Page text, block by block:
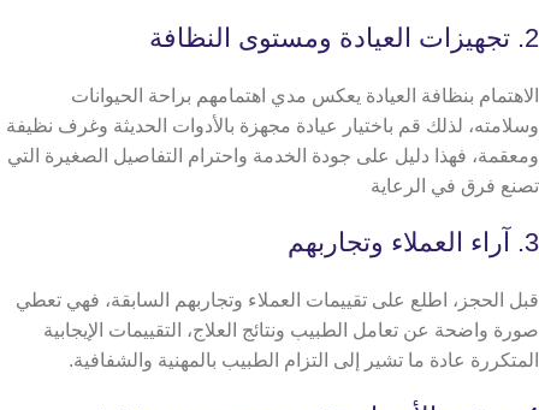
2. تجهيزات العيادة ومستوى النظافة
الاهتمام بنظافة العيادة يعكس مدي اهتمامهم براحة الحيوانات
وسلامته، لذلك قم باختيار عيادة مجهزة بالأدوات الحديثة وغرف نظيفة
ومعقمة، فهذا دليل على جودة الخدمة واحترام التفاصيل الصغيرة التي
تصنع فرق في الرعاية
3. آراء العملاء وتجاربهم
قبل الحجز، اطلع على تقييمات العملاء وتجاربهم السابقة، فهي تعطي
صورة واضحة عن تعامل الطبيب ونتائج العلاج، التقييمات الإيجابية
المتكررة عادة ما تشير إلى التزام الطبيب بالمهنية والشفافية.